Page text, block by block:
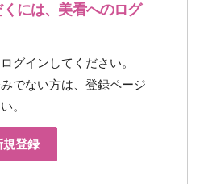
には、美看へのログ
グインしてください。
でない方は、登録ページ
。
規登録